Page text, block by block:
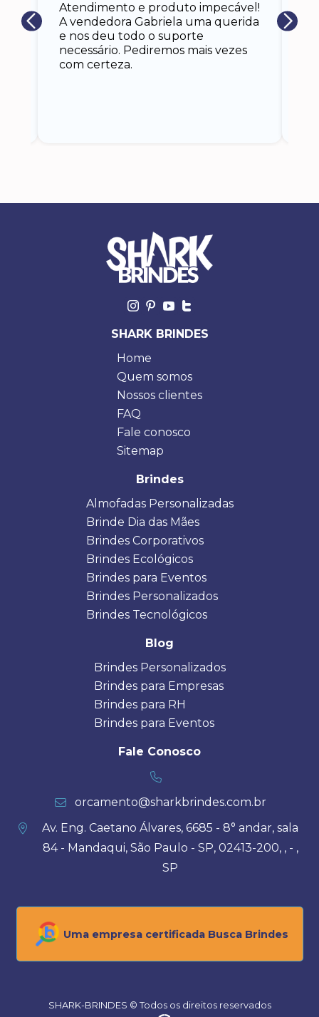
Atendimento e produto impecável!
A vendedora Gabriela uma querida
e nos deu todo o suporte
necessário. Pediremos mais vezes
com certeza.
SHARK BRINDES
Home
Quem somos
Nossos clientes
FAQ
Fale conosco
Sitemap
Brindes
Almofadas Personalizadas
Brinde Dia das Mães
Brindes Corporativos
Brindes Ecológicos
Brindes para Eventos
Brindes Personalizados
Brindes Tecnológicos
Blog
Brindes Personalizados
Brindes para Empresas
Brindes para RH
Brindes para Eventos
Fale Conosco
orcamento@sharkbrindes.com.br
Av. Eng. Caetano Álvares, 6685 - 8° andar, sala
84 - Mandaqui, São Paulo - SP, 02413-200, , - ,
SP
Uma empresa certificada Busca Brindes
SHARK-BRINDES © Todos os direitos reservados